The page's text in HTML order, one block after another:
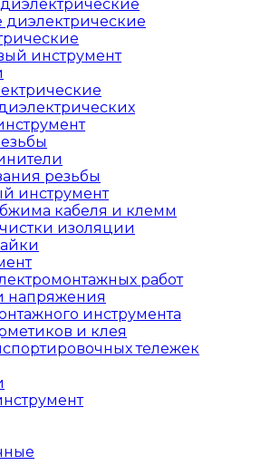
инструмент
резьбы
инструмент
кабеля и клемм
изоляции
работ
напряжения
инструмента
и клея
тележек